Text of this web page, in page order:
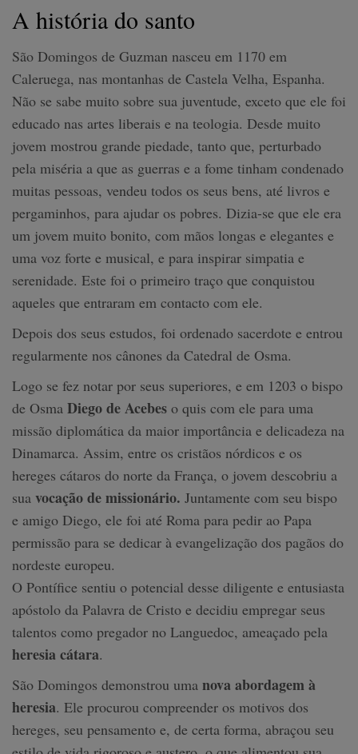
A história do santo
São Domingos de Guzman nasceu em 1170 em
Caleruega, nas montanhas de Castela Velha, Espanha.
Não se sabe muito sobre sua juventude, exceto que ele foi
educado nas artes liberais e na teologia. Desde muito
jovem mostrou grande piedade, tanto que, perturbado
pela miséria a que as guerras e a fome tinham condenado
muitas pessoas, vendeu todos os seus bens, até livros e
pergaminhos, para ajudar os pobres. Dizia-se que ele era
um jovem muito bonito, com mãos longas e elegantes e
uma voz forte e musical, e para inspirar simpatia e
serenidade. Este foi o primeiro traço que conquistou
aqueles que entraram em contacto com ele.
Depois dos seus estudos, foi ordenado sacerdote e entrou
regularmente nos cânones da Catedral de Osma.
Logo se fez notar por seus superiores, e em 1203 o bispo
de Osma Diego de Acebes o quis com ele para uma
missão diplomática da maior importância e delicadeza na
Dinamarca. Assim, entre os cristãos nórdicos e os
hereges cátaros do norte da França, o jovem descobriu a
sua vocação de missionário. Juntamente com seu bispo
e amigo Diego, ele foi até Roma para pedir ao Papa
permissão para se dedicar à evangelização dos pagãos do
nordeste europeu.
O Pontífice sentiu o potencial desse diligente e entusiasta
apóstolo da Palavra de Cristo e decidiu empregar seus
talentos como pregador no Languedoc, ameaçado pela
heresia cátara.
São Domingos demonstrou uma nova abordagem à
heresia. Ele procurou compreender os motivos dos
hereges, seu pensamento e, de certa forma, abraçou seu